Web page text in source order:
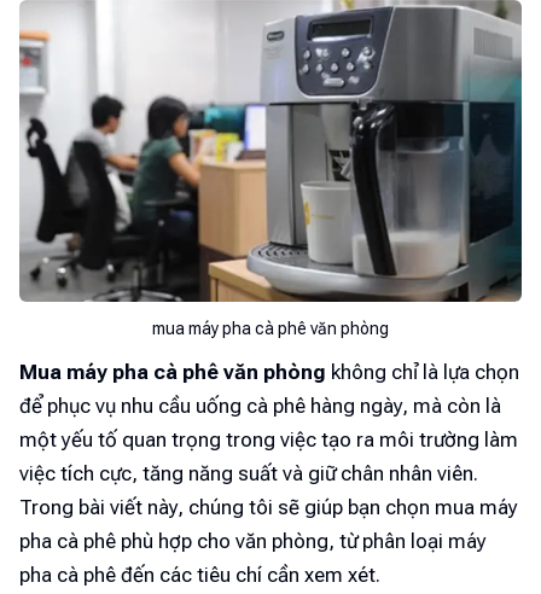
mua máy pha cà phê văn phòng
Mua máy pha cà phê văn phòng không chỉ là lựa chọn
để phục vụ nhu cầu uống cà phê hàng ngày, mà còn là
một yếu tố quan trọng trong việc tạo ra môi trường làm
việc tích cực, tăng năng suất và giữ chân nhân viên.
Trong bài viết này, chúng tôi sẽ giúp bạn chọn mua máy
pha cà phê phù hợp cho văn phòng, từ phân loại máy
pha cà phê đến các tiêu chí cần xem xét.